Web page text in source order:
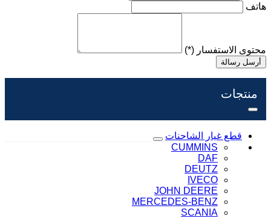
هاتف
محتوى الاستفسار (*)
أرسل رسالة
منتجات
قطع غيار الشاحنات
CUMMINS
DAF
DEUTZ
IVECO
JOHN DEERE
MERCEDES-BENZ
SCANIA